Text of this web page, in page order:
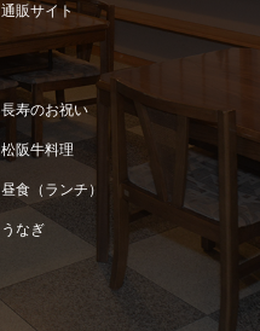
通販サイト
長寿のお祝い
松阪牛料理
昼食（ランチ）
うなぎ